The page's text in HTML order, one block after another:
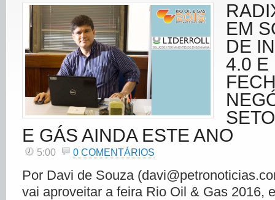
EM
DE
4.0 E
E GÁS AINDA ESTE ANO
5:00 0 COMENTÁRIOS
Por Davi de Souza
vai aproveitar a feira Rio Oil & Gas 2016,